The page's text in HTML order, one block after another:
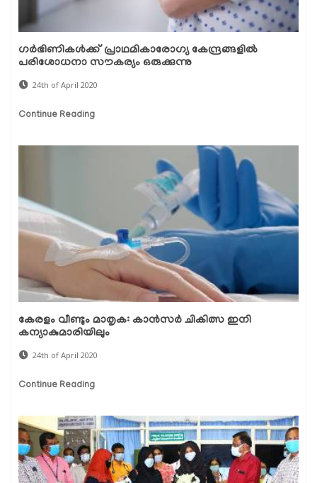
ഗര്‍ഭിണികള്‍ക്ക് പ്രാഥമികാരോഗ്യ കേന്ദ്രങ്ങളില്‍
പരിശോധനാ സൗകര്യം ഒരുക്കുന്നു
24th of April 2020
Continue Reading
കേരളം വീണ്ടും മാതൃക: കാൻസർ ചികിത്സ ഇനി
കന്യാകുമാരിയിലും
24th of April 2020
Continue Reading